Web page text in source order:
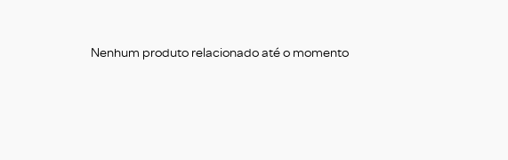
Nenhum produto relacionado até o momento